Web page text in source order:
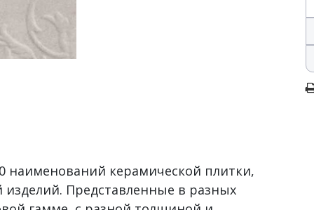
наименований керамической плитки,
Представленные в разных